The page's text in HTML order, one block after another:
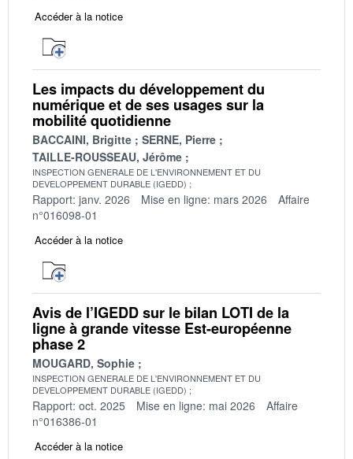
Accéder à la notice
Les impacts du développement du
numérique et de ses usages sur la
mobilité quotidienne
BACCAINI, Brigitte
SERNE, Pierre
TAILLE-ROUSSEAU, Jérôme
INSPECTION GENERALE DE L'ENVIRONNEMENT ET DU
DEVELOPPEMENT DURABLE (IGEDD)
Rapport: janv. 2026 Mise en ligne: mars 2026
Affaire
n°016098-01
Accéder à la notice
Avis de l’IGEDD sur le bilan LOTI de la
ligne à grande vitesse Est-européenne
phase 2
MOUGARD, Sophie
INSPECTION GENERALE DE L'ENVIRONNEMENT ET DU
DEVELOPPEMENT DURABLE (IGEDD)
Rapport: oct. 2025 Mise en ligne: mai 2026
Affaire
n°016386-01
Accéder à la notice